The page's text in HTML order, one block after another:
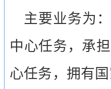
主要业务为
中心任务，承
心任务，拥有